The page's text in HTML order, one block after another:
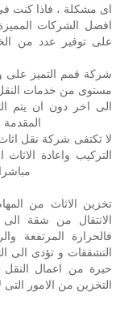
اى مشكلة ، فاذا كنت
افضل الشركات
على توفير عدد من
شركة قمم التميز على
مستوى من خدمات النقل
الى اخر دون ان يتم
المقدمة
لا تكتفى شركة نقل
التركيب واعادة
تخزين الاثاث من
الانتقال من شقة الى
فالحرارة المرتفعة
التشققات و تؤدى الى
حيرة من اعمال
التخزين من الامور